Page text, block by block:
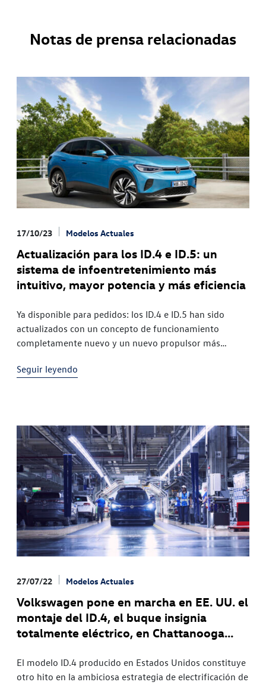
Notas de prensa relacionadas
17/10/23 Modelos Actuales
Actualización para los ID.4 e ID.5: un
sistema de infoentretenimiento más
intuitivo, mayor potencia y más eficiencia
Ya disponible para pedidos: los ID.4 e ID.5 han sido
actualizados con un concepto de funcionamiento
completamente nuevo y un nuevo propulsor más
eléctrico de los ID.4 e
Seguir leyendo
27/07/22 Modelos Actuales
Volkswagen pone en marcha en EE. UU. el
montaje del ID.4, el buque insignia
totalmente eléctrico, en Chattanooga
El modelo ID.4 producido en Estados Unidos constituye
otro hito en la ambiciosa estrategia de electrificación de